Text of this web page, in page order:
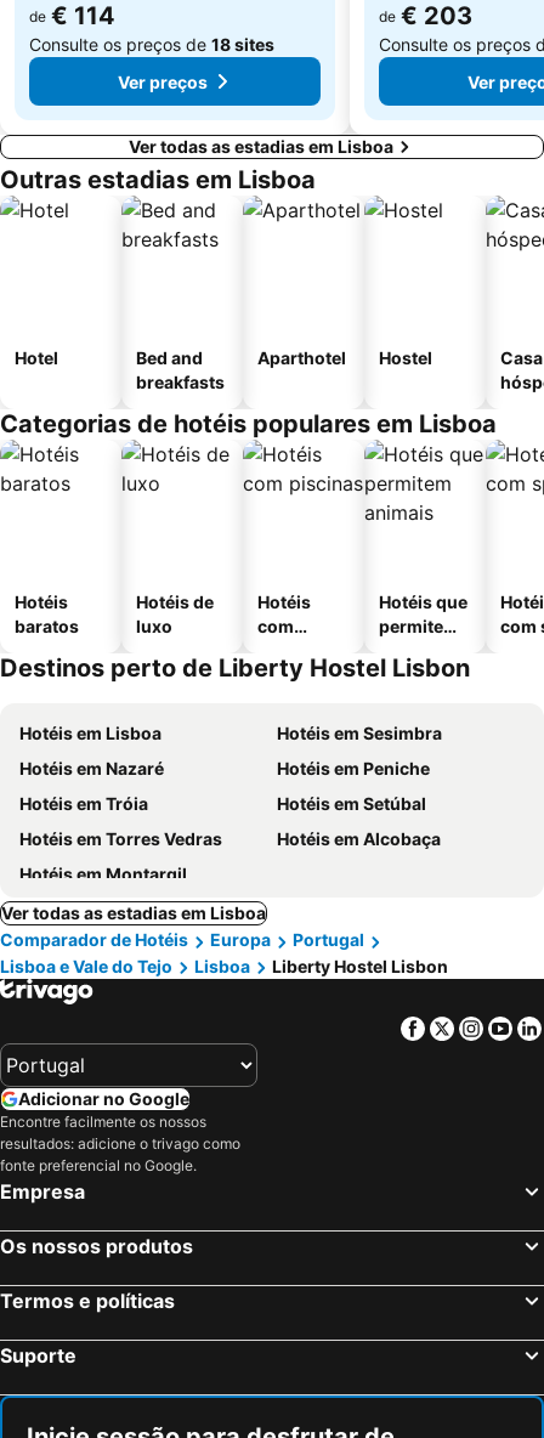
de € 114
Consulte os preços de 18 sites
Ver preços
de € 203
Consulte os preços
Ver
Ver todas as estadias em Lisboa
Outras estadias em Lisboa
Hotel
Bed and
breakfasts
Aparthotel Hostel
Categorias de hotéis populares em Lisboa
Hotéis
baratos
Hotéis de
luxo
Hotéis
com
Hotéis que
permitem
com
Destinos perto de Liberty Hostel Lisbon
Hotéis em Lisboa
Hotéis em Sesimbra
Hotéis em Nazaré
Hotéis em Peniche
Hotéis em Tróia
Hotéis em Setúbal
Hotéis em Torres Vedras
Hotéis em Alcobaça
Hotéis em Montargil
Ver todas as estadias em Lisboa
Comparador de Hotéis
Europa
Portugal
Lisboa e Vale do Tejo
Lisboa Liberty Hostel Lisbon
Facebook
Twitter
Adicionar no Google
Encontre facilmente os nossos
resultados: adicione o trivago como
fonte preferencial no Google.
Empresa
Os nossos produtos
Termos e políticas
Suporte